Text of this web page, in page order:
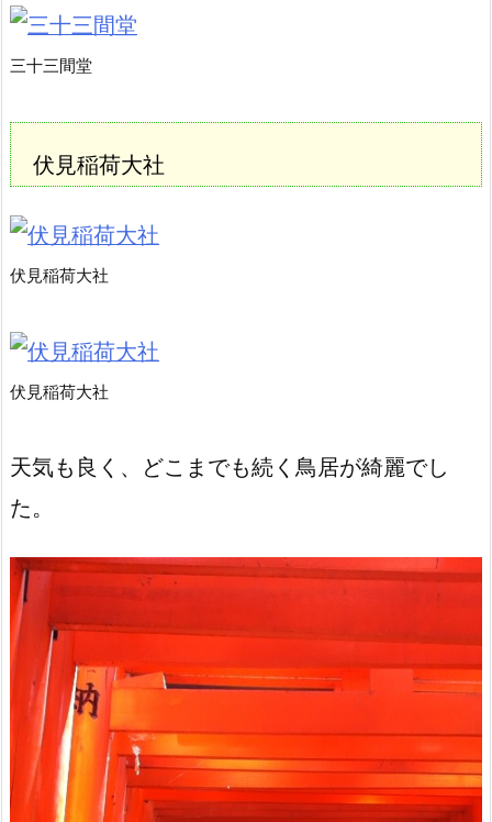
三十三間堂
伏見稲荷大社
伏見稲荷大社
伏見稲荷大社
天気も良く、どこまでも続く鳥居が綺麗でし
た。